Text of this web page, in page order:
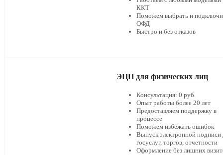
ККТ
Поможем выбрать и
ОФД
Быстро и без отказов
ЭЦП для физических лиц
Консультация: 0 руб.
Опыт работы более 20 лет
Предоставляем поддержку в
процессе
Поможем избежать ошибок
Выпуск электронной подписи
госуслуг, торгов, отчетности
Оформление без лишних